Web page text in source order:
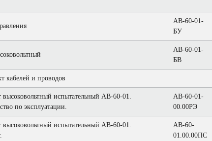
АВ-60-01-
БУ
АВ-60-01-
БВ
кабелей и проводов
высоковольтный испытательный АВ-60-01.
по эксплуатации.
АВ-60-01-
00.00РЭ
высоковольтный испытательный АВ-60-01.
АВ-60-
01.00.00ПС